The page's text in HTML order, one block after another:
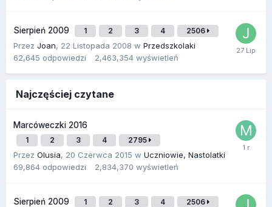
Sierpień 2009 1 2 3 4 2506
Przez Joan, 22 Listopada 2008 w Przedszkolaki
62,645 odpowiedzi 2,463,354 wyświetleń
Najczęściej czytane
Marcóweczki 2016
1 2 3 4 2795
Przez Olusia, 20 Czerwca 2015 w Uczniowie, Nastolatki
69,864 odpowiedzi 2,834,370 wyświetleń
Sierpień 2009 1 2 3 4 2506